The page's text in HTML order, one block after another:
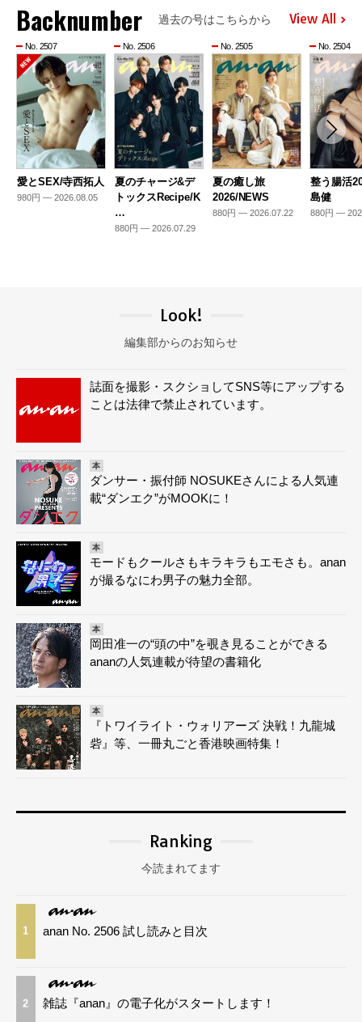
Backnumber 過去の号はこちらから View All
No. 2507
愛とSEX/寺西拓人
980円 — 2026.08.05
No. 2506
夏のチャージ&デ
トックスRecipe/K
…
880円 — 2026.07.29
No. 2505
夏の癒し旅
2026/NEWS
880円 — 2026.07.22
No. 2504
整う腸活
島健
880円 —
Look!
編集部からのお知らせ
誌面を撮影・スクショしてSNS等にアップする
ことは法律で禁止されています。
本
ダンサー・振付師 NOSUKEさんによる人気連
載“ダンエク”がMOOKに！
本
モードもクールさもキラキラもエモさも。anan
が撮るなにわ男子の魅力全部。
本
岡田准一の“頭の中”を覗き見ることができる
ananの人気連載が待望の書籍化
本
『トワイライト・ウォリアーズ 決戦！九龍城
砦』等、一冊丸ごと香港映画特集！
Ranking
今読まれてます
1 anan No. 2506 試し読みと目次
2 雑誌『anan』の電子化がスタートします！